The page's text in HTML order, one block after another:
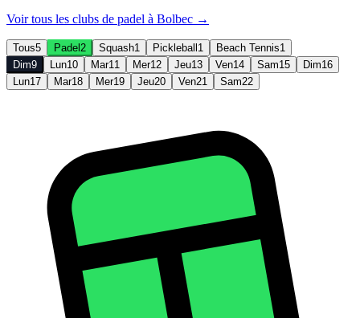
Voir tous les clubs de padel à Bolbec →
Tous5 Padel 2 Squash1 Pickleball 1 Beach Tennis1
Dim9 Lun10 Mar11 Mer12 Jeu13 Ven14 Sam15 Dim16
Lun17 Mar18 Mer19 Jeu20 Ven21 Sam22